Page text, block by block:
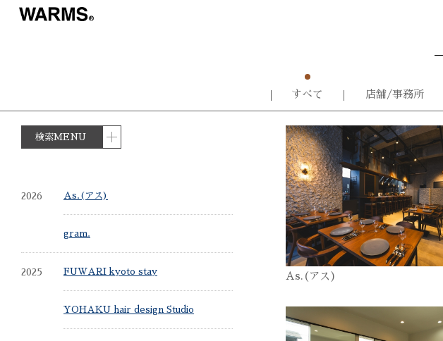
すべて 店舗/事務所
検索MENU
2026 As.(アス)
gram.
2025 FUWARI kyoto stay
YOHAKU hair design Studio
As.(アス)